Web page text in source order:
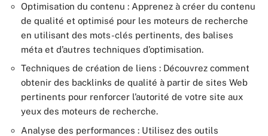
Optimisation du contenu : Apprenez à créer du contenu
de qualité et optimisé pour les moteurs de recherche
en utilisant des mots-clés pertinents, des balises
méta et d’autres techniques d’optimisation.
Techniques de création de liens : Découvrez comment
obtenir des backlinks de qualité à partir de sites Web
pertinents pour renforcer l’autorité de votre site aux
yeux des moteurs de recherche.
Analyse des performances : Utilisez des outils